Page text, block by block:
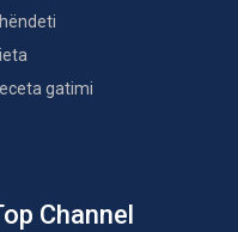
gatimi
Channel